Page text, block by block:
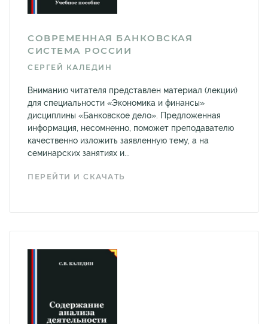
СОВРЕМЕННАЯ БАНКОВСКАЯ
СИСТЕМА РОССИИ
СЕРГЕЙ КАЛЕДИН
Вниманию читателя представлен материал (лекции)
для специальности «Экономика и финансы»
дисциплины «Банковское дело». Предложенная
информация, несомненно, поможет преподавателю
качественно изложить заявленную тему, а на
семинарских занятиях и...
ПЕРЕЙТИ И СКАЧАТЬ